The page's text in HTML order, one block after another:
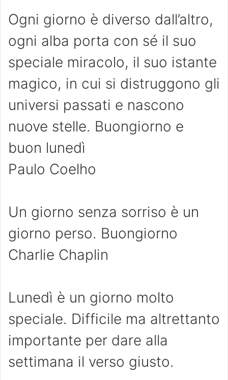
Ogni giorno è diverso dall’altro,
ogni alba porta con sé il suo
speciale miracolo, il suo istante
magico, in cui si distruggono gli
universi passati e nascono
nuove stelle. Buongiorno e
buon lunedì
Paulo Coelho
Un giorno senza sorriso è un
giorno perso. Buongiorno
Charlie Chaplin
Lunedì è un giorno molto
speciale. Difficile ma altrettanto
importante per dare alla
settimana il verso giusto.